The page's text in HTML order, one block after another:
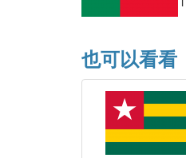
也可以看看